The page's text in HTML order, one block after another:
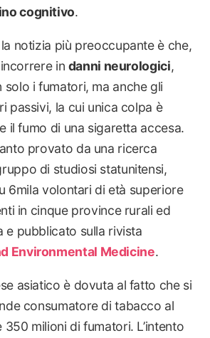
cognitivo.
notizia più preoccupante è che,
in danni neurologici,
solo i fumatori, ma anche gli
passivi, la cui unica colpa è
il fumo di una sigaretta accesa.
provato da una ricerca
di studiosi statunitensi,
6mila volontari di età superiore
in cinque province rurali ed
e pubblicato sulla rivista
Environmental Medicine.
asiatico è dovuta al fatto che si
consumatore di tabacco al
milioni di fumatori. L’intento